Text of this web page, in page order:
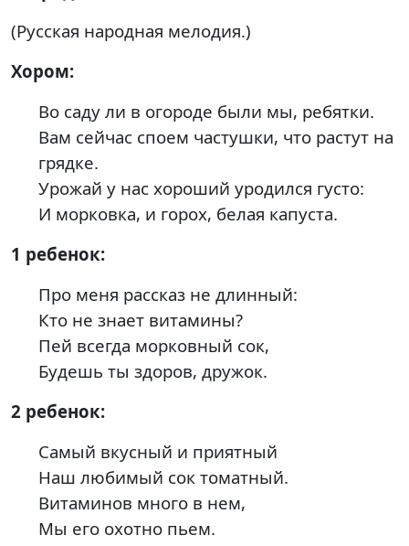
(Русская народная мелодия.)
Хором:
Во саду ли в огороде были мы, ребятки.
Вам сейчас споем частушки, что растут на
грядке.
Урожай у нас хороший уродился густо:
И морковка, и горох, белая капуста.
1 ребенок:
Про меня рассказ не длинный:
Кто не знает витамины?
Пей всегда морковный сок,
Будешь ты здоров, дружок.
2 ребенок:
Самый вкусный и приятный
Наш любимый сок томатный.
Витаминов много в нем,
Мы его охотно пьем.